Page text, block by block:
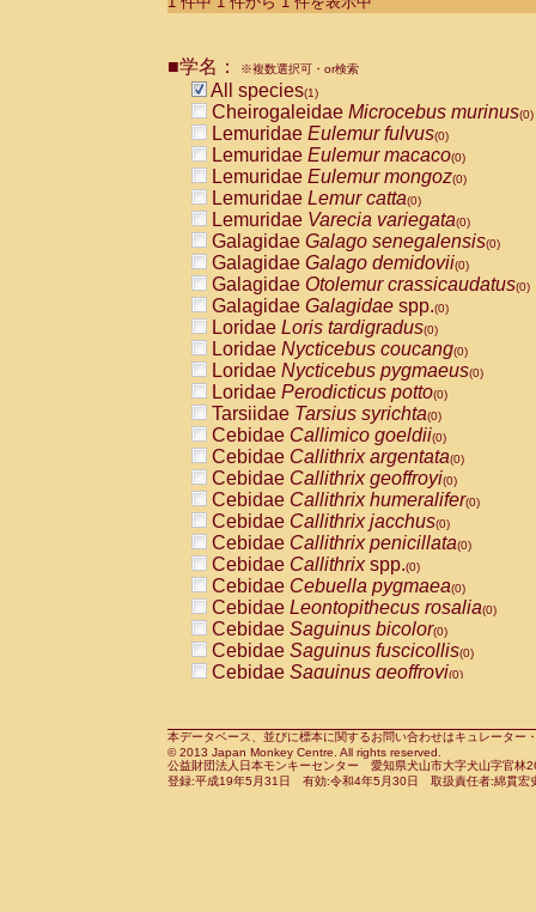
CebidaeCebus nigrivittatus
CebidaeCebus
CebidaeSaimiri boliviensis(0)
CebidaeSaimiri sciureus(0)
AtelidaeAlouatta caraya(0)
AtelidaeAlouatta fusca(0)
AtelidaeAlouatta seniculus
AtelidaeAlouattaspp.(0)
AtelidaeAteles belzebuth(0)
AtelidaeAteles geoffroyi(0)
AtelidaeAteles paniscus(0)
AtelidaeAtelesspp.(0)
Atelidae Lagothrix lagothricha
AtelidaeLagothrix lagothricha cana
PitheciidaeCacajao calvus
PitheciidaeCallicebus cupreus
PitheciidaeCallicebus donacophilus
PitheciidaeCallicebus moloch
PitheciidaeCallicebus torquatus
PitheciidaeCallicebusspp.(0)
PitheciidaeChiropotes satanas(0)
PitheciidaePithecia monachus
PitheciidaePithecia pithecia(0)
CercopithecidaeCercocebus agilis
CercopithecidaeCercocebus
CercopithecidaeCercocebus
CercopithecidaeCercocebus
CercopithecidaeCercocebus
CercopithecidaeCercocebushybrid
CercopithecidaePapio anubis(0)
CercopithecidaePapio cynocephalus
CercopithecidaePapio hamadryas(0)
■学名： ※複数選択可・or検索
All species(1)
Cheirogaleidae Microcebus murinus(0)
Lemuridae Eulemur fulvus(0)
Lemuridae Eulemur macaco(0)
Lemuridae Eulemur mongoz(0)
Lemuridae Lemur catta(0)
Lemuridae Varecia variegata(0)
Galagidae Galago senegalensis(0)
Galagidae Galago demidovii(0)
Galagidae Otolemur crassicaudatus(0)
Galagidae Galagidae spp.(0)
Loridae Loris tardigradus(0)
Loridae Nycticebus coucang(0)
Loridae Nycticebus pygmaeus(0)
Loridae Perodicticus potto(0)
Tarsiidae Tarsius syrichta(0)
Cebidae Callimico goeldii(0)
Cebidae Callithrix argentata(0)
Cebidae Callithrix geoffroyi(0)
Cebidae Callithrix humeralifer(0)
Cebidae Callithrix jacchus(0)
Cebidae Callithrix penicillata(0)
Cebidae Callithrixspp.(0)
Cebidae Cebuella pygmaea(0)
Cebidae Leontopithecus rosalia(0)
Cebidae Saguinus bicolor(0)
Cebidae Saguinus fuscicollis(0)
Cebidae Saguinus geoffroyi(0)
CebidaeSaguinus leucopus(0)
CebidaeSaguinus midas(0)
Cebidae Saguinus mystax(0)
本データベース、並びに標本に関するお問い合わせはキュレータ
© 2013 Japan Monkey Centre. All rights reserved.
公益財団法人日本モンキーセンター 愛知県犬山市大字犬山字官
登録:平成19年5月31日 有効:令和4年5月30日 取扱責任者:綿貫宏